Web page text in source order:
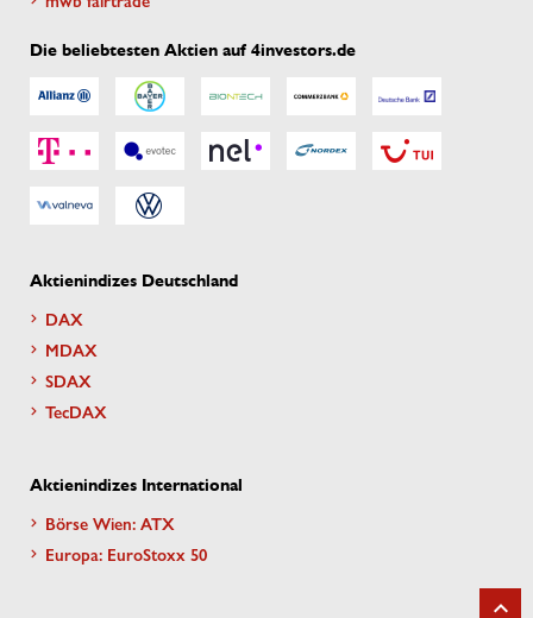
Die beliebtesten Aktien auf 4investors.de
Aktienindizes Deutschland
DAX
MDAX
SDAX
TecDAX
Aktienindizes International
Börse Wien: ATX
Europa: EuroStoxx 50